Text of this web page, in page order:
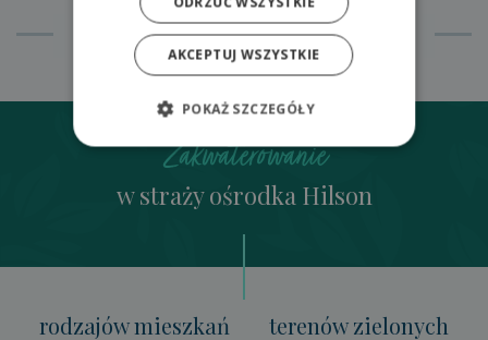
Zakwaterowanie
w straży ośrodka Hilson
rodzajów mieszkań terenów zielonych
AKCEPTUJ WSZYSTKIE
POKAŻ SZCZEGÓŁY